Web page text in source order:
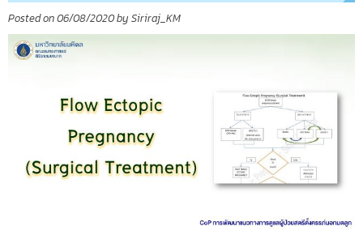
Posted on06/08/2020by Siriraj_KM